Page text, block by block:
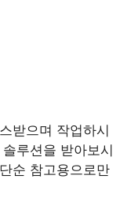
받으며 작업하시
루션을 받아보시
순 참고용으로만